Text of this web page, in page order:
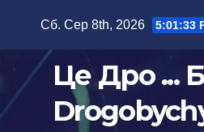
Сб. Сер 8th, 2026 5:01:34
Це Дро ...